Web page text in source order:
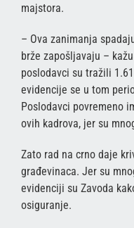
majstora.
– Ova zanimanja
brže zapošljavaju –
poslodavci su tražili
evidencije se u tom
Poslodavci povremeno
ovih kadrova, jer su
Zato rad na crno daje
građevinaca. Jer su
evidenciji su Zavoda
osiguranje.